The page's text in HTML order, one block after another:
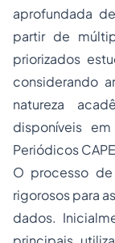
aprofundada
partir de
priorizados
considerando
natureza
disponíveis
Periódicos
O processo
rigorosos para
dados.